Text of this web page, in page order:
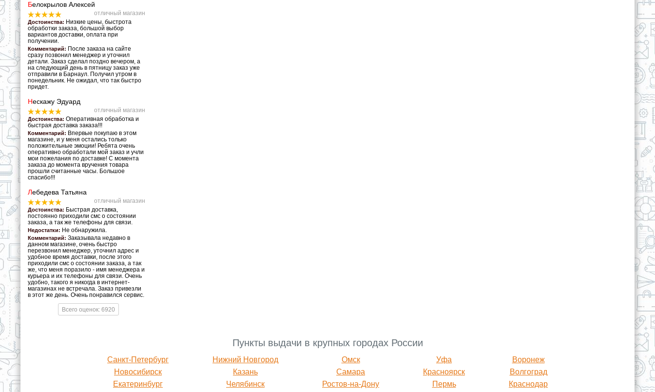
Белокрылов Алексей
отличный магазин
Достоинства: Низкие цены, быстрота
обработки заказа, большой выбор
вариантов доставки, оплата при
получении.
Комментарий: После заказа на сайте
сразу позвонил менеджер и уточнил
детали. Заказ сделал поздно вечером, а
на следующий день в пятницу заказ уже
отправили в Барнаул. Получил утром в
понедельник. Не ожидал, что так быстро
придет.
Нескажу Эдуард
отличный магазин
Достоинства: Оперативная обработка и
быстрая доставка заказа!!!
Комментарий: Впервые покупаю в этом
магазине, и у меня остались только
положительные эмоции! Ребята очень
оперативно обработали мой заказ и учли
мои пожелания по доставке! С момента
заказа до момента вручения товара
прошли считанные часы. Большое
спасибо!!!
Лебедева Татьяна
отличный магазин
Достоинства: Быстрая доставка,
постоянно приходили смс о состоянии
заказа, а так же телефоны для связи.
Недостатки: Не обнаружила.
Комментарий: Заказывала недавно в
данном магазине, очень быстро
перезвонил менеджер, уточнил адрес и
удобное время доставки, после этого
приходили смс о состоянии заказа, а так
же, что меня поразило - имя менеджера и
курьера и их телефоны для связи. Очень
удобно, такого я никогда в интернет-
магазинах не встречала. Заказ привезли
в этот же день. Очень понравился сервис.
Всего оценок: 6920
Пункты выдачи в крупных городах России
Санкт-Петербург
Новосибирск
Екатеринбург
Нижний Новгород
Казань
Челябинск
Омск
Самара
Ростов-на-Дону
Уфа
Красноярск
Пермь
Воронеж
Волгоград
Краснодар